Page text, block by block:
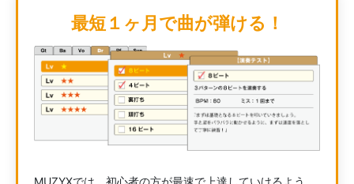
最短１ヶ月で曲が弾ける！